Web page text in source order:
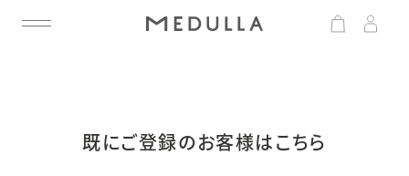
既にご登録のお客様はこちら